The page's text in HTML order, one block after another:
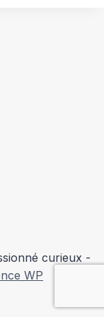
curieux -
WP